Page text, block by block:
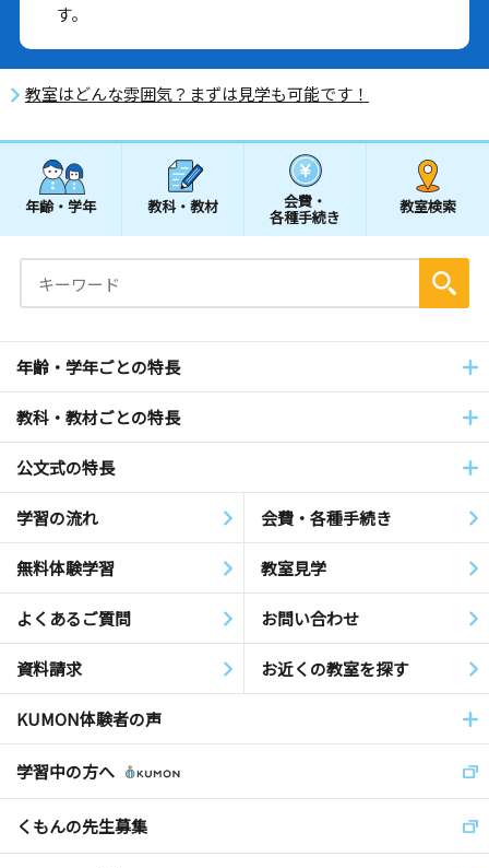
す。
教室はどんな雰囲気？まずは見学も可能です！
年齢・学年 教科・教材 会費・
各種手続き
教室検索
年齢・学年ごとの特長
教科・教材ごとの特長
公文式の特長
学習の流れ 会費・各種手続き
無料体験学習 教室見学
よくあるご質問 お問い合わせ
資料請求 お近くの教室を探す
KUMON体験者の声
学習中の方へ
くもんの先生募集